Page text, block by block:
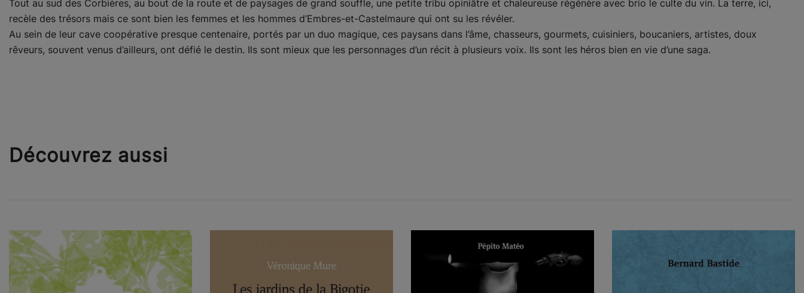
Tout au sud des Corbières, au bout de la route et de paysages de grand souffle, une petite tribu opiniâtre et chaleureuse régénère avec brio le culte du vin. La terre, ici,
recèle des trésors mais ce sont bien les femmes et les hommes d’Embres-et-Castelmaure qui ont su les révéler.
Au sein de leur cave coopérative presque centenaire, portés par un duo magique, ces paysans dans l’âme, chasseurs, gourmets, cuisiniers, boucaniers, artistes, doux
rêveurs, souvent venus d’ailleurs, ont défié le destin. Ils sont mieux que les personnages d’un récit à plusieurs voix. Ils sont les héros bien en vie d’une saga.
Découvrez aussi